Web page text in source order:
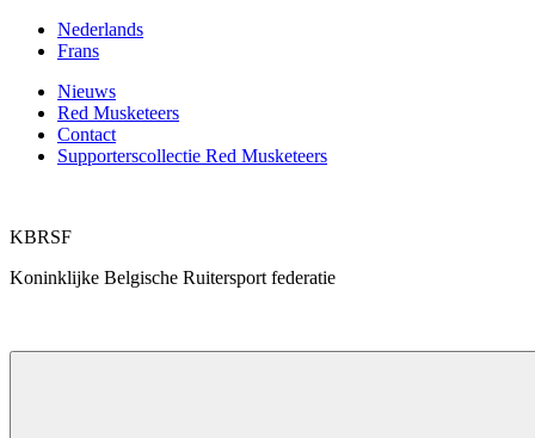
naar
inhoud
Nederlands
Frans
Nieuws
Red Musketeers
Contact
Supporterscollectie Red Musketeers
KBRSF
Koninklijke Belgische Ruitersport federatie